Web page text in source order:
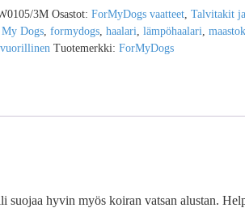
3M Osastot: ForMyDogs vaatteet, Talvitakit
Dogs, formydogs, haalari, lämpöhaalari,
vuorillinen Tuotemerkki: ForMyDogs
suojaa hyvin myös koiran vatsan alustan.